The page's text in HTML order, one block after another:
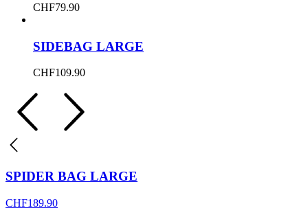
CHF79.90
SIDEBAG LARGE
CHF109.90
SPIDER BAG LARGE
CHF189.90